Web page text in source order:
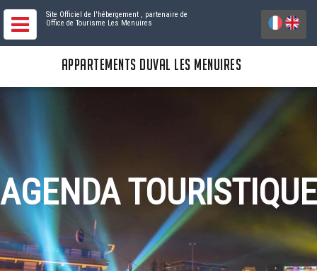
Site Officiel de l'hébergement , partenaire de
Office de Tourisme Les Menuires
APPARTEMENTS DUVAL LES MENUIRES
AGENDA TOURISTIQUE